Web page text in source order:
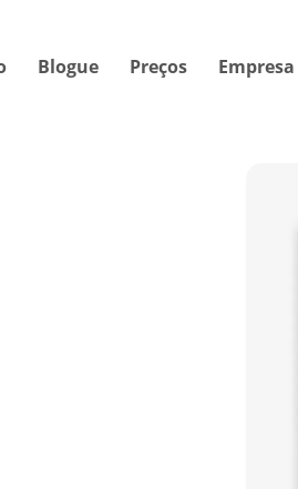
Blogue Preços Empresa